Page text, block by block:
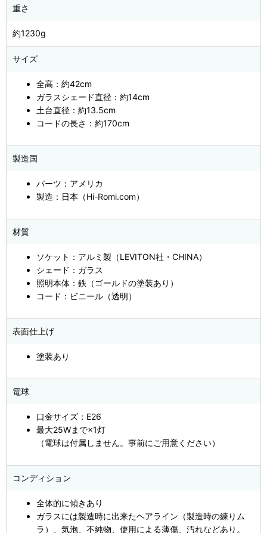
重さ
約1230g
サイズ
全高：約42cm
ガラスシェード直径：約14cm
土台直径：約13.5cm
コードの長さ：約170cm
製造国
パーツ：アメリカ
製造：日本（Hi-Romi.com）
材質
ソケット：アルミ製（LEVITON社・CHINA）
シェード：ガラス
照明本体：鉄（ゴールドの塗装あり）
コード：ビニール（透明）
表面仕上げ
塗装あり
電球
口金サイズ：E26
最大25Wまで×1灯
（電球は付属しません。事前にご用意ください）
コンディション
全体的に傾きあり
ガラスには製造時に出来たヘアライン（製造時の練りム
ラ）、気泡、不純物、使用による薄傷、汚れなどあり。